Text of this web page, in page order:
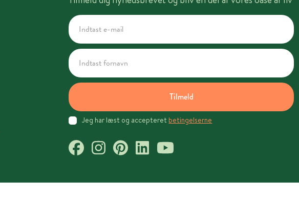
Tilmeld
Jeg har læst og accepteret betingelserne